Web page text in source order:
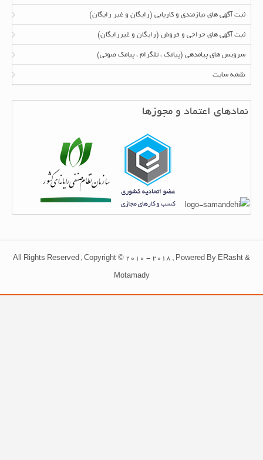
ثبت آگهی های نیازمندی و کاریابی (رایگان و غیر رایگان)
ثبت آگهی های حراجی و فروش (رایگان و غیررایگان)
سرویس های پیامدهی (پیامک ، تلگرام ، پیامک صوتی)
نقشه سایت
نمادهای اعتماد و مجوزها
All Rights Reserved , Copyright © 2010 - 2018 , Powered By ERasht &
Motamady